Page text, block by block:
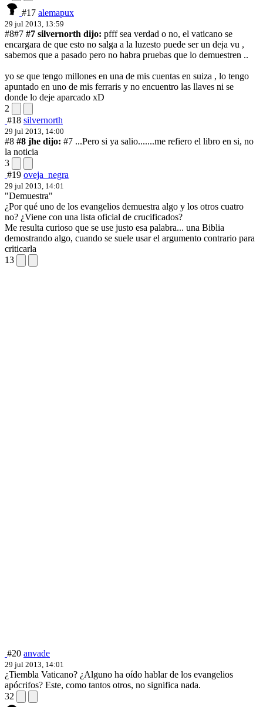
#17 alemapux
29 jul 2013, 13:59
#8#7 #7 silvernorth dijo: pfff sea verdad o no, el vaticano se
encargara de que esto no salga a la luzesto puede ser un deja vu ,
sabemos que a pasado pero no habra pruebas que lo demuestren ..
yo se que tengo millones en una de mis cuentas en suiza , lo tengo
apuntado en uno de mis ferraris y no encuentro las llaves ni se
donde lo deje aparcado xD
2
#18 silvernorth
29 jul 2013, 14:00
#8 #8 jhe dijo: #7 ...Pero si ya salio.......me refiero el libro en si, no
la noticia
3
#19 oveja_negra
29 jul 2013, 14:01
"Demuestra"
¿Por qué uno de los evangelios demuestra algo y los otros cuatro
no? ¿Viene con una lista oficial de crucificados?
Me resulta curioso que se use justo esa palabra... una Biblia
demostrando algo, cuando se suele usar el argumento contrario para
criticarla
13
#20 anvade
29 jul 2013, 14:01
¿Tiembla Vaticano? ¿Alguno ha oído hablar de los evangelios
apócrifos? Este, como tantos otros, no significa nada.
32